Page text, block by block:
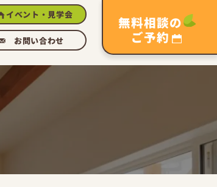
イベント・見学会
お問い合わせ
無料相談の
ご予約